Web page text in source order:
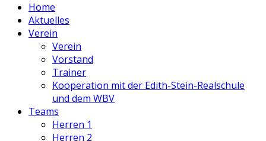
Home
Aktuelles
Verein
Verein
Vorstand
Trainer
Kooperation mit der Edith-Stein-Realschule
und dem WBV
Teams
Herren 1
Herren 2